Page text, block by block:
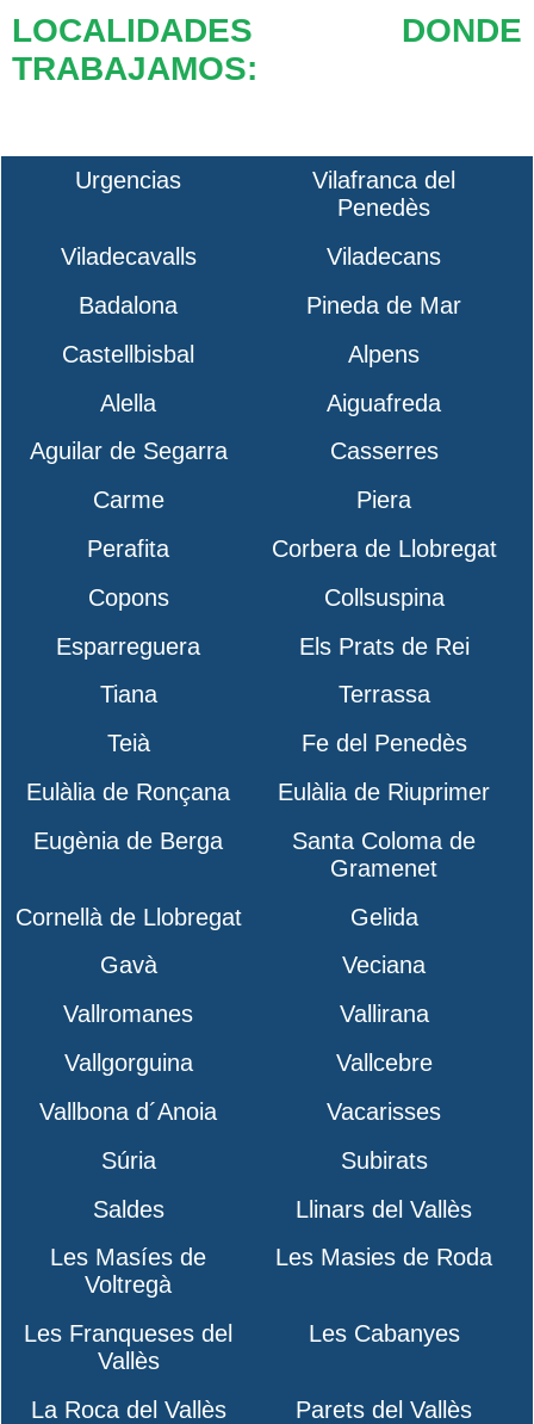
LOCALIDADES DONDE
TRABAJAMOS:
Urgencias
Vilafranca del
Penedès
Viladecavalls
Viladecans
Badalona
Pineda de Mar
Castellbisbal
Alpens
Alella
Aiguafreda
Aguilar de Segarra
Casserres
Carme
Piera
Perafita
Corbera de Llobregat
Copons
Collsuspina
Esparreguera
Els Prats de Rei
Tiana
Terrassa
Teià
Fe del Penedès
Eulàlia de Ronçana
Eulàlia de Riuprimer
Eugènia de Berga
Santa Coloma de
Gramenet
Cornellà de Llobregat
Gelida
Gavà
Veciana
Vallromanes
Vallirana
Vallgorguina
Vallcebre
Vallbona d´Anoia
Vacarisses
Súria
Subirats
Saldes
Llinars del Vallès
Les Masíes de
Voltregà
Les Masies de Roda
Les Franqueses del
Vallès
Les Cabanyes
La Roca del Vallès
Parets del Vallès